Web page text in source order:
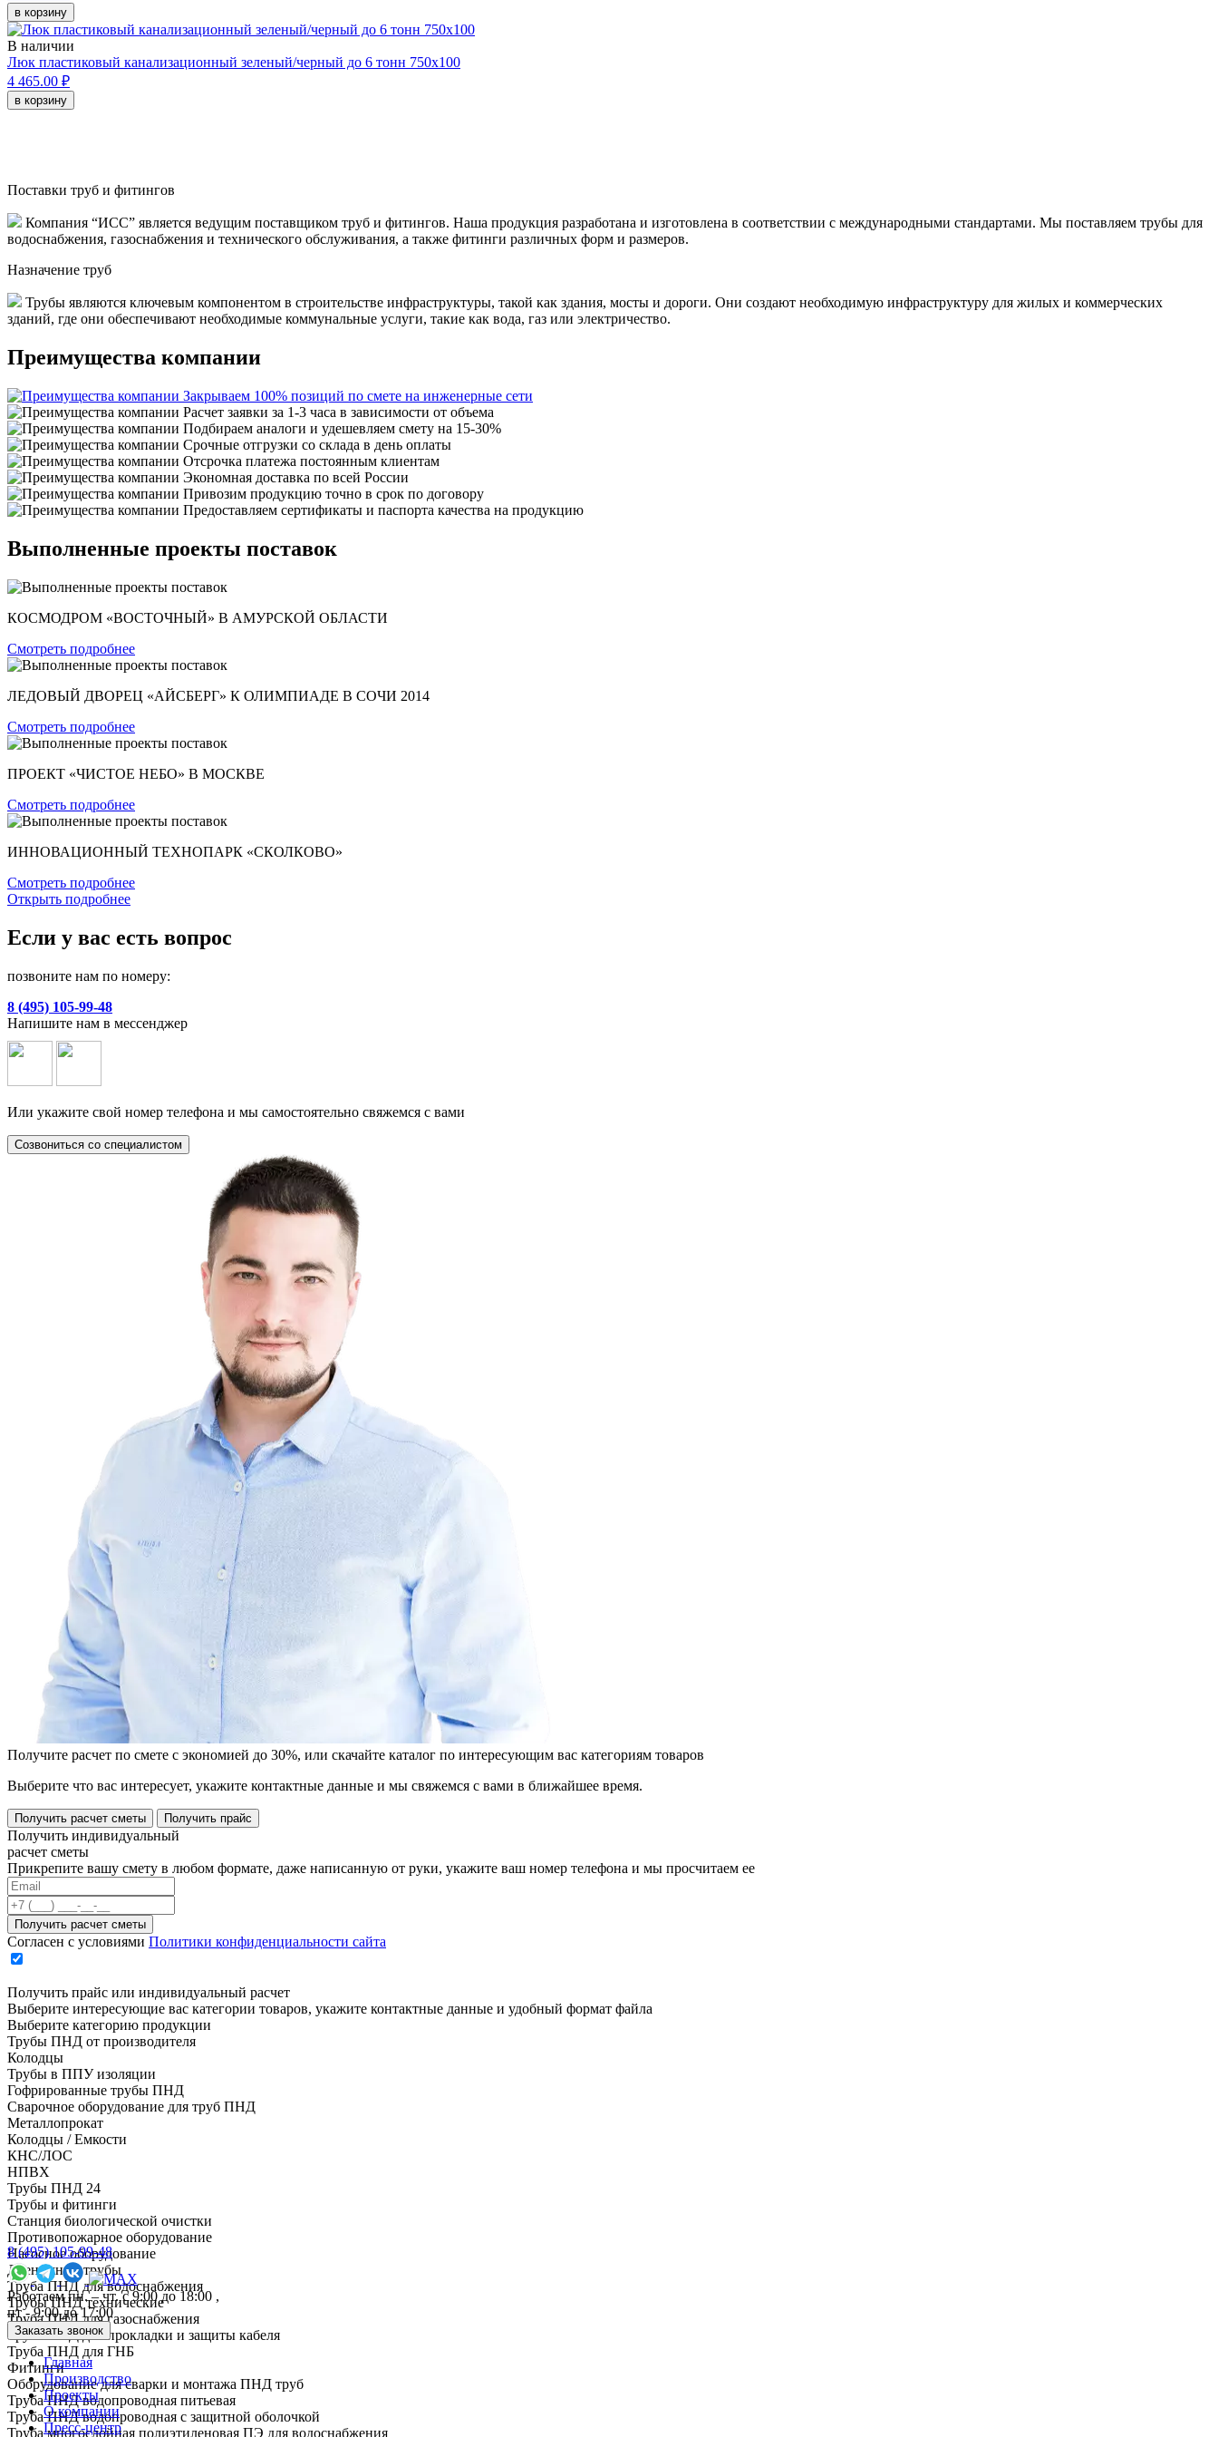
в корзину
В наличии
Люк пластиковый канализационный зеленый/черный до 6 тонн 750х100
4 465.00 ₽
в корзину
Поставки труб и фитингов
Компания “ИСС” является ведущим поставщиком труб и фитингов. Наша продукция разработана и изготовлена в соответствии с международными стандартами. Мы поставляем трубы для
водоснабжения, газоснабжения и технического обслуживания, а также фитинги различных форм и размеров.
Назначение труб
Трубы являются ключевым компонентом в строительстве инфраструктуры, такой как здания, мосты и дороги. Они создают необходимую инфраструктуру для жилых и коммерческих
зданий, где они обеспечивают необходимые коммунальные услуги, такие как вода, газ или электричество.
Преимущества компании
Закрываем 100% позиций по смете на инженерные сети
Расчет заявки за 1-3 часа в зависимости от объема
Подбираем аналоги и удешевляем смету на 15-30%
Срочные отгрузки со склада в день оплаты
Отсрочка платежа постоянным клиентам
Экономная доставка по всей России
Привозим продукцию точно в срок по договору
Предоставляем сертификаты и паспорта качества на продукцию
Выполненные проекты поставок
КОСМОДРОМ «ВОСТОЧНЫЙ» В АМУРСКОЙ ОБЛАСТИ
Смотреть подробнее
ЛЕДОВЫЙ ДВОРЕЦ «АЙСБЕРГ» К ОЛИМПИАДЕ В СОЧИ 2014
Смотреть подробнее
ПРОЕКТ «ЧИСТОЕ НЕБО» В МОСКВЕ
Смотреть подробнее
ИННОВАЦИОННЫЙ ТЕХНОПАРК «СКОЛКОВО»
Смотреть подробнее
Открыть подробнее
Если у вас есть вопрос
позвоните нам по номеру:
8 (495) 105-99-48
Напишите нам в мессенджер
Или укажите свой номер телефона и мы самостоятельно свяжемся с вами
Созвониться со специалистом
Получите расчет по смете с экономией до 30%, или скачайте каталог по интересующим вас категориям товаров
Выберите что вас интересует, укажите контактные данные и мы свяжемся с вами в ближайшее время.
Получить расчет сметы Получить прайс
Получить индивидуальный
расчет сметы
Прикрепите вашу смету в любом формате, даже написанную от руки, укажите ваш номер телефона и мы просчитаем ее
Согласен с условиями Политики конфиденциальности сайта
Получить прайс или индивидуальный расчет
Выберите интересующие вас категории товаров, укажите контактные данные и удобный формат файла
Выберите категорию продукции
Трубы ПНД от производителя
Колодцы
Трубы в ППУ изоляции
Гофрированные трубы ПНД
Сварочное оборудование для труб ПНД
Металлопрокат
Колодцы / Емкости
КНС/ЛОС
НПВХ
Трубы ПНД 24
Трубы и фитинги
Cтанция биологической очистки
Противопожарное оборудование
Насосное оборудование
Дренажные трубы
Труба ПНД для водоснабжения
Трубы ПНД технические
Труба ПНД для газоснабжения
Труба ПНД для прокладки и защиты кабеля
Труба ПНД для ГНБ
Фитинги
Оборудование для сварки и монтажа ПНД труб
Труба ПНД водопроводная питьевая
Труба ПНД водопроводная с защитной оболочкой
Труба многослойная полиэтиленовая ПЭ для водоснабжения
8 (495) 105-99-48
Работаем пн. – чт. с 9:00 до 18:00 ,
пт - 9:00 до 17:00
Заказать звонок
Главная
Производство
Проекты
О компании
Пресс-центр